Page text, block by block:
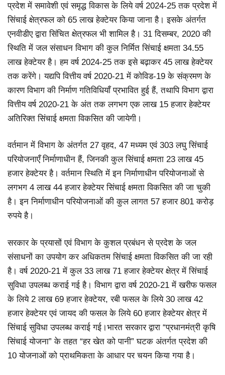
प्रदेश में समावेशी एवं समृद्ध विकास के लिये वर्ष 2024-25 तक प्रदेश में
सिंचाई क्षेत्रफल को 65 लाख हेक्टेयर किया जाना है। इसके अंतर्गत
एनवीडीए द्वारा सिंचित क्षेत्रफल भी शामिल है। 31 दिसम्बर, 2020 की
स्थिति में जल संसाधन विभाग की कुल निर्मित सिंचाई क्षमता 34.55
लाख हेक्टेयर है। हम वर्ष 2024-25 तक इसे बढ़ाकर 45 लाख हेक्टेयर
तक करेंगे। यद्यपि वित्तीय वर्ष 2020-21 में कोविड-19 के संक्रमण के
कारण विभाग की निर्माण गतिविधियाँ प्रभावित हुई हैं, तथापि विभाग द्वारा
वित्तीय वर्ष 2020-21 के अंत तक लगभग एक लाख 15 हजार हेक्टेयर
अतिरिक्त सिंचाई क्षमता विकसित की जायेगी।
वर्तमान में विभाग के अंतर्गत 27 वृहद, 47 मध्यम एवं 303 लघु सिंचाई
परियोजनाएँ निर्माणाधीन हैं, जिनकी कुल सिंचाई क्षमता 23 लाख 45
हजार हेक्टेयर है। वर्तमान स्थिति में इन निर्माणाधीन परियोजनाओं से
लगभग 4 लाख 44 हजार हेक्टेयर सिंचाई क्षमता विकसित की जा चुकी
है। इन निर्माणाधीन परियोजनाओं की कुल लागत 57 हजार 801 करोड़
रुपये है।
सरकार के प्रयासों एवं विभाग के कुशल प्रबंधन से प्रदेश के जल
संसाधनों का उपयोग कर अधिकतम सिंचाई क्षमता विकसित की जा रही
है। वर्ष 2020-21 में कुल 33 लाख 71 हजार हेक्टेयर क्षेत्र में सिंचाई
सुविधा उपलब्ध कराई गई है। विभाग द्वारा वर्ष 2020-21 में खरीफ फसल
के लिये 2 लाख 69 हजार हेक्टेयर, रबी फसल के लिये 30 लाख 42
हजार हेक्टेयर एवं जायद की फसल के लिये 60 हजार हेक्टेयर क्षेत्र में
सिंचाई सुविधा उपलब्ध कराई गई।भारत सरकार द्वारा “प्रधानमंत्री कृषि
सिंचाई योजना” के तहत “हर खेत को पानी” घटक अंतर्गत प्रदेश की
10 योजनाओं को प्राथमिकता के आधार पर चयन किया गया है।